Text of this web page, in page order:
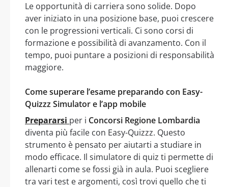
Le opportunità di carriera sono solide. Dopo
aver iniziato in una posizione base, puoi crescere
con le progressioni verticali. Ci sono corsi di
formazione e possibilità di avanzamento. Con il
tempo, puoi puntare a posizioni di responsabilità
maggiore.
Come superare l’esame preparando con Easy-
Quizzz Simulator e l’app mobile
Prepararsi per i Concorsi Regione Lombardia
diventa più facile con Easy-Quizzz. Questo
strumento è pensato per aiutarti a studiare in
modo efficace. Il simulatore di quiz ti permette di
allenarti come se fossi già in aula. Puoi scegliere
tra vari test e argomenti, così trovi quello che ti